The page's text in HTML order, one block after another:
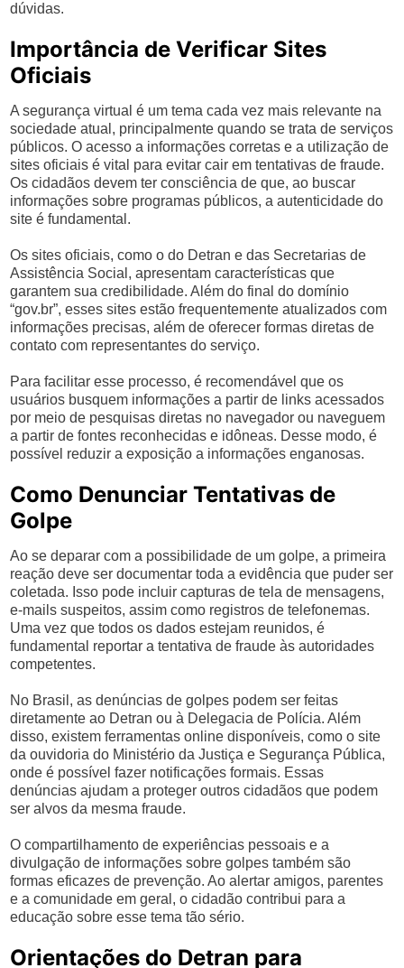
dúvidas.
Importância de Verificar Sites
Oficiais
A segurança virtual é um tema cada vez mais relevante na
sociedade atual, principalmente quando se trata de serviços
públicos. O acesso a informações corretas e a utilização de
sites oficiais é vital para evitar cair em tentativas de fraude.
Os cidadãos devem ter consciência de que, ao buscar
informações sobre programas públicos, a autenticidade do
site é fundamental.
Os sites oficiais, como o do Detran e das Secretarias de
Assistência Social, apresentam características que
garantem sua credibilidade. Além do final do domínio
“gov.br”, esses sites estão frequentemente atualizados com
informações precisas, além de oferecer formas diretas de
contato com representantes do serviço.
Para facilitar esse processo, é recomendável que os
usuários busquem informações a partir de links acessados
por meio de pesquisas diretas no navegador ou naveguem
a partir de fontes reconhecidas e idôneas. Desse modo, é
possível reduzir a exposição a informações enganosas.
Como Denunciar Tentativas de
Golpe
Ao se deparar com a possibilidade de um golpe, a primeira
reação deve ser documentar toda a evidência que puder ser
coletada. Isso pode incluir capturas de tela de mensagens,
e-mails suspeitos, assim como registros de telefonemas.
Uma vez que todos os dados estejam reunidos, é
fundamental reportar a tentativa de fraude às autoridades
competentes.
No Brasil, as denúncias de golpes podem ser feitas
diretamente ao Detran ou à Delegacia de Polícia. Além
disso, existem ferramentas online disponíveis, como o site
da ouvidoria do Ministério da Justiça e Segurança Pública,
onde é possível fazer notificações formais. Essas
denúncias ajudam a proteger outros cidadãos que podem
ser alvos da mesma fraude.
O compartilhamento de experiências pessoais e a
divulgação de informações sobre golpes também são
formas eficazes de prevenção. Ao alertar amigos, parentes
e a comunidade em geral, o cidadão contribui para a
educação sobre esse tema tão sério.
Orientações do Detran para